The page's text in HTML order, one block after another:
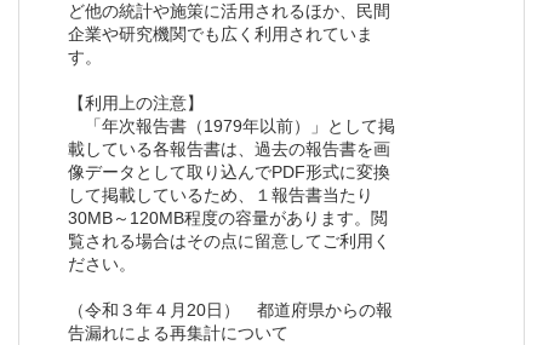
ど他の統計や施策に活用されるほか、民間
企業や研究機関でも広く利用されていま
す。
【利用上の注意】
「年次報告書（1979年以前）」として掲
載している各報告書は、過去の報告書を画
像データとして取り込んでPDF形式に変換
して掲載しているため、１報告書当たり
30MB～120MB程度の容量があります。閲
覧される場合はその点に留意してご利用く
ださい。
（令和３年４月20日） 都道府県からの報
告漏れによる再集計について